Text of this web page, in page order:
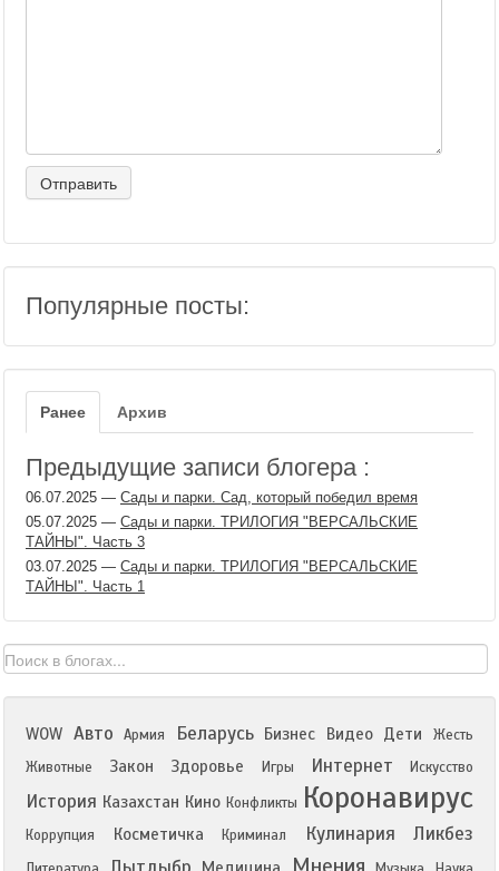
Популярные посты:
Ранее Архив
Предыдущие записи блогера :
06.07.2025 — Сады и парки. Сад, который победил время
05.07.2025 — Сады и парки. ТРИЛОГИЯ "ВЕРСАЛЬСКИЕ
ТАЙНЫ". Часть 3
03.07.2025 — Сады и парки. ТРИЛОГИЯ "ВЕРСАЛЬСКИЕ
ТАЙНЫ". Часть 1
WOW Авто Армия Беларусь Бизнес Видео Дети
Жесть
Животные
Закон Здоровье Игры Интернет Искусство
История Казахстан Кино Конфликты Коронавирус
Коррупция Косметичка Криминал Кулинария Ликбез